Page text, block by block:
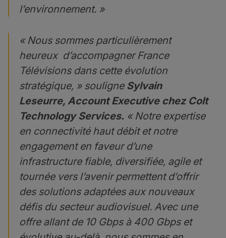
l’environnement. »
« Nous sommes particulièrement
heureux d’accompagner France
Télévisions dans cette évolution
stratégique, » souligneSylvain
Leseurre, Account Executive chez Colt
Technology Services. « Notre expertise
en connectivité haut débit et notre
engagement en faveur d’une
infrastructure fiable, diversifiée, agile et
tournée vers l’avenir permettent d’offrir
des solutions adaptées aux nouveaux
défis du secteur audiovisuel. Avec une
offre allant de 10 Gbps à 400 Gbps et